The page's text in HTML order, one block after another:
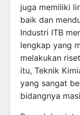
juga memiliki
baik dan
Industri ITB
lengkap yang
melakukan
itu, Teknik
yang sangat
bidangnya